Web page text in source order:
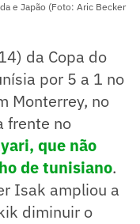
e Japão (Foto: Aric Becker
da Copa do
por 5 a 1 no
Monterrey, no
frente no
que não
de tunisiano.
Isak ampliou a
diminuir o